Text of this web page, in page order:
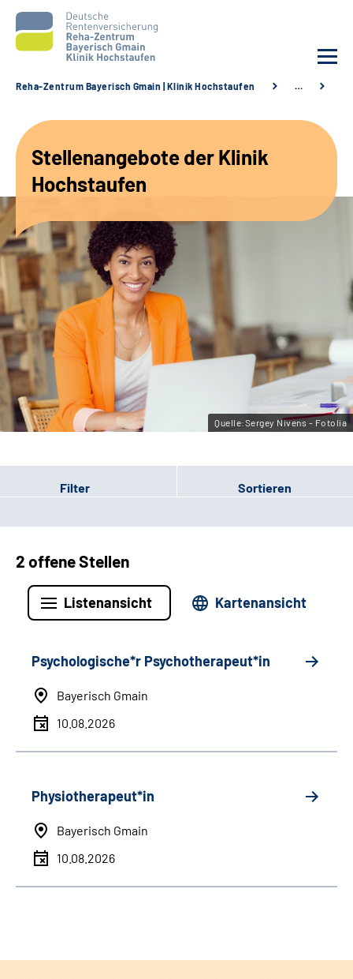
Unsere Angebote
Karriere
Sozialdienste & Zuweisende
Suche
Leichte Sprache
Gebärdensprache
Reha-Zentrum Bayerisch Gmain | Klinik Hochstaufen …
Stellenangebote der Klinik
Hochstaufen
Quelle:Sergey Nivens - Fotolia
Filter Sortieren
2 offene Stellen
Listenansicht Kartenansicht
Psychologische*r Psychotherapeut*in
Bayerisch Gmain
10.08.2026
Physiotherapeut*in
Bayerisch Gmain
10.08.2026